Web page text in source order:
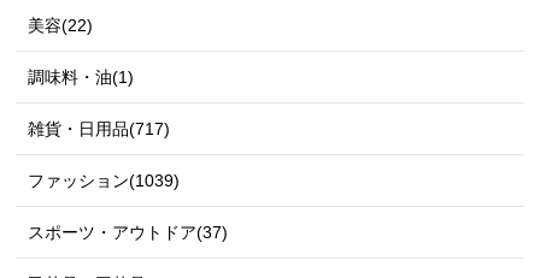
美容(22)
調味料・油(1)
雑貨・日用品(717)
ファッション(1039)
スポーツ・アウトドア(37)